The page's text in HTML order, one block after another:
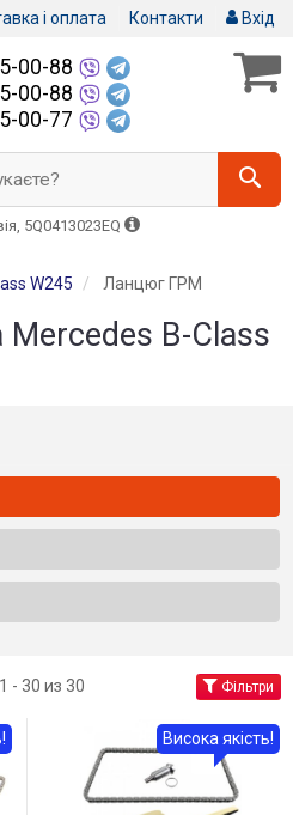
і оплата Контакти Вхід
00-88
00-88
00-77
5Q0413023EQ
W245 Ланцюг ГРМ
B-Class
1 - 30 из 30 Фільтри
Висока якість!